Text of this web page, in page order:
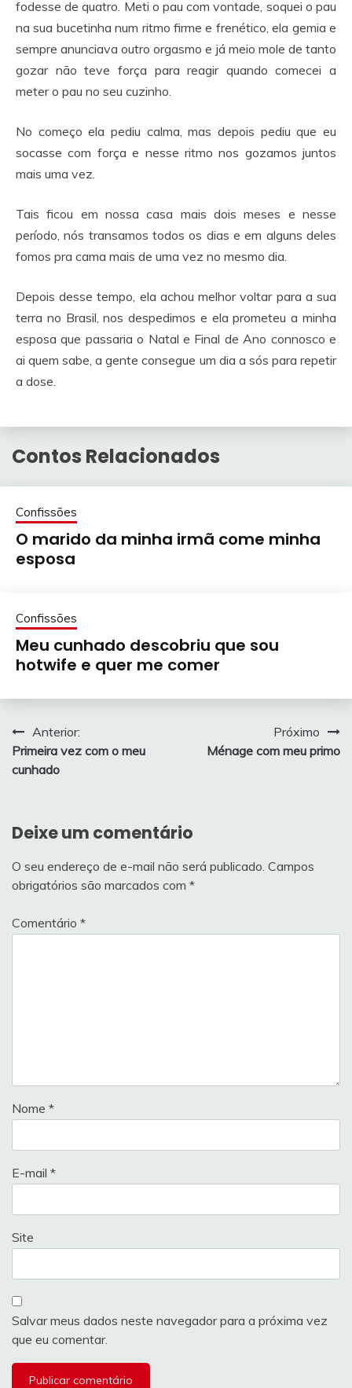
fodesse de quatro. Meti o pau com vontade, soquei o pau
na sua bucetinha num ritmo firme e frenético, ela gemia e
sempre anunciava outro orgasmo e já meio mole de tanto
gozar não teve força para reagir quando comecei a
meter o pau no seu cuzinho.
No começo ela pediu calma, mas depois pediu que eu
socasse com força e nesse ritmo nos gozamos juntos
mais uma vez.
Tais ficou em nossa casa mais dois meses e nesse
período, nós transamos todos os dias e em alguns deles
fomos pra cama mais de uma vez no mesmo dia.
Depois desse tempo, ela achou melhor voltar para a sua
terra no Brasil, nos despedimos e ela prometeu a minha
esposa que passaria o Natal e Final de Ano connosco e
ai quem sabe, a gente consegue um dia a sós para repetir
a dose.
Contos Relacionados
Confissões
O marido da minha irmã come minha
esposa
Confissões
Meu cunhado descobriu que sou
hotwife e quer me comer
Navegação
de
Anterior:
Primeira vez com o meu
cunhado
Próximo
Ménage com meu primo
Deixe um comentário
O seu endereço de e-mail não será publicado. Campos
obrigatórios são marcados com *
Comentário *
Nome *
E-mail *
Site
Salvar meus dados neste navegador para a próxima vez
que eu comentar.